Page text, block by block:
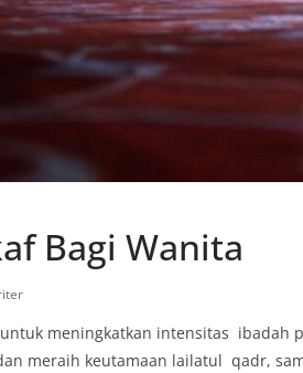
Bagi Wanita
meningkatkan intensitas ibadah
meraih keutamaan lailatul qadr,